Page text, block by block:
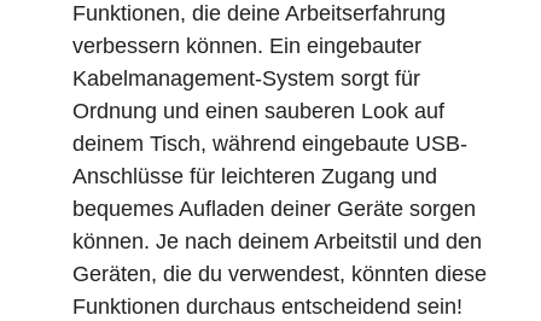
Funktionen, die deine Arbeitserfahrung
verbessern können. Ein eingebauter
Kabelmanagement-System sorgt für
Ordnung und einen sauberen Look auf
deinem Tisch, während eingebaute USB-
Anschlüsse für leichteren Zugang und
bequemes Aufladen deiner Geräte sorgen
können. Je nach deinem Arbeitstil und den
Geräten, die du verwendest, könnten diese
Funktionen durchaus entscheidend sein!